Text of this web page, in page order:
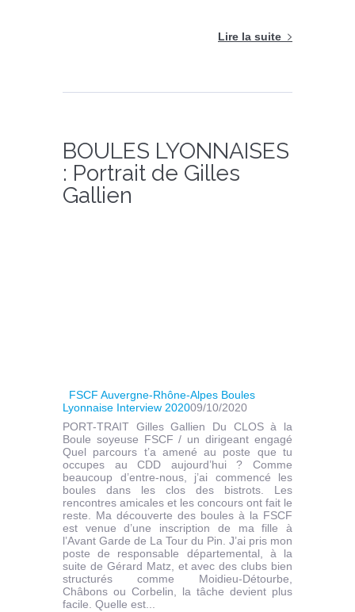
Lire la suite
BOULES LYONNAISES
: Portrait de Gilles
Gallien
FSCF Auvergne-Rhône-Alpes Boules
Lyonnaise Interview 202009/10/2020
PORT-TRAIT Gilles Gallien Du CLOS à la
Boule soyeuse FSCF / un dirigeant engagé
Quel parcours t’a amené au poste que tu
occupes au CDD aujourd’hui ? Comme
beaucoup d’entre-nous, j’ai commencé les
boules dans les clos des bistrots. Les
rencontres amicales et les concours ont fait le
reste. Ma découverte des boules à la FSCF
est venue d’une inscription de ma fille à
l’Avant Garde de La Tour du Pin. J’ai pris mon
poste de responsable départemental, à la
suite de Gérard Matz, et avec des clubs bien
structurés comme Moidieu-Détourbe,
Châbons ou Corbelin, la tâche devient plus
facile. Quelle est...